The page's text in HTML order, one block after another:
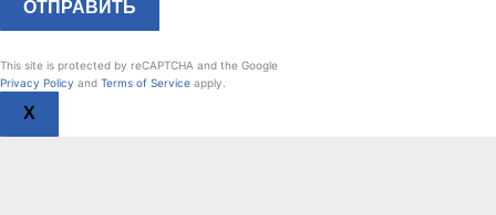
This site is protected by reCAPTCHA and the Google
Privacy Policy and Terms of Service apply.
X